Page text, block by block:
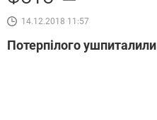
14.12.2018 11:57
Потерпілого ушпиталили